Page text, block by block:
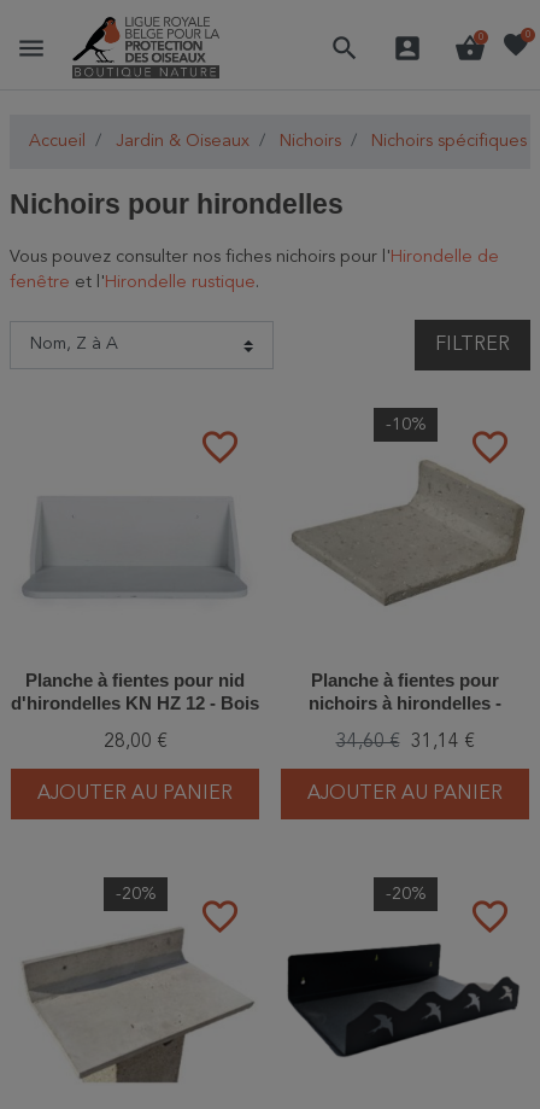
menu search account_box shopping_basket
0 favorite0
Accueil Jardin & Oiseaux Nichoirs Nichoirs spécifiques
Nichoirs pour hirondelles
Vous pouvez consulter nos fiches nichoirs pour l' Hirondelle de
fenêtre et l' Hirondelle rustique.
FILTRER
favorite_border
Planche à fientes pour nid
d'hirondelles KN HZ 12 - Bois
28,00 €
AJOUTER AU PANIER
favorite_border
-10%
Planche à fientes pour
nichoirs à hirondelles -
34,60 € 31,14 €
AJOUTER AU PANIER
favorite_border
-20%
favorite_border
-20%